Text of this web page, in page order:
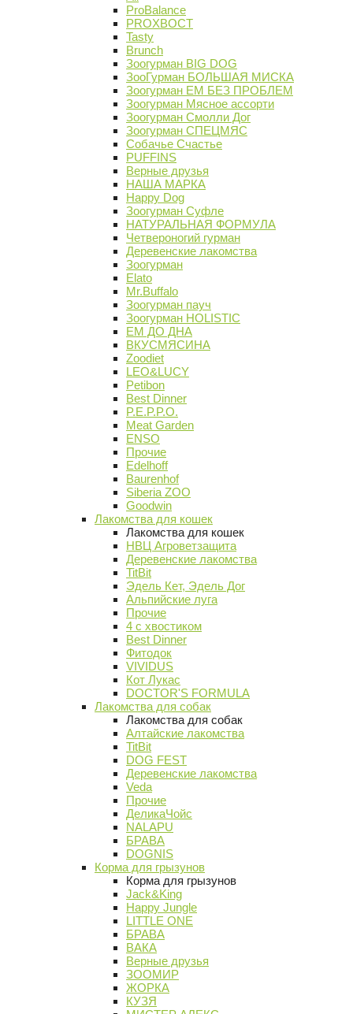
ProBalance
PROХВОСТ
Tasty
Brunch
Зоогурман BIG DOG
ЗооГурман БОЛЬШАЯ МИСКА
Зоогурман ЕМ БЕЗ ПРОБЛЕМ
Зоогурман Мясное ассорти
Зоогурман Смолли Дог
Зоогурман СПЕЦМЯС
Собачье Счастье
PUFFINS
Верные друзья
НАША МАРКА
Happy Dog
Зоогурман Суфле
НАТУРАЛЬНАЯ ФОРМУЛА
Четвероногий гурман
Деревенские лакомства
Зоогурман
Elato
Mr.Buffalo
Зоогурман пауч
Зоогурман HOLISTIC
ЕМ ДО ДНА
ВКУСМЯСИНА
Zoodiet
LEO&LUCY
Petibon
Best Dinner
P.E.P.P.O.
Meat Garden
ENSO
Прочие
Edelhoff
Baurenhof
Siberia ZOO
Goodwin
Лакомства для кошек
Лакомства для кошек
НВЦ Агроветзащита
Деревенские лакомства
TitBit
Эдель Кет, Эдель Дог
Альпийские луга
Прочие
4 с хвостиком
Best Dinner
Фитодок
VIVIDUS
Кот Лукас
DOCTOR'S FORMULA
Лакомства для собак
Лакомства для собак
Алтайские лакомства
TitBit
DOG FEST
Деревенские лакомства
Veda
Прочие
ДеликаЧойс
NALAPU
БРАВА
DOGNIS
Корма для грызунов
Корма для грызунов
Jack&King
Happy Jungle
LITTLE ONE
БРАВА
ВАКА
Верные друзья
ЗООМИР
ЖОРКА
КУЗЯ